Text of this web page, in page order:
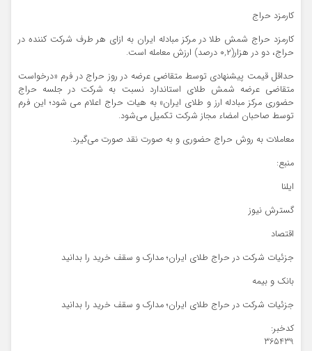
کارمزد حراج
کارمزد حراج شمش طلا در مرکز مبادله ایران به ازای هر طرف شرکت کننده در
حراج، دو در هزار(۰,۲ درصد) ارزش معامله است.
حداقل قیمت پیشنهادی توسط متقاضی عرضه در روز حراج در فرم «درخواست
متقاضی عرضه شمش طلای استاندارد نسبت به شرکت در جلسه حراج
حضوری مرکز مبادله ارز و طلای ایران» به هیات حراج اعلام می شود؛ این فرم
توسط صاحبان امضاء مجاز شرکت تکمیل می‌شود.
معاملات به روش حراج حضوری و به صورت نقد صورت می‌گیرد.
منبع:
ایلنا
گسترش نیوز
اقتصاد
جزئیات شرکت در حراج طلای ایران؛ مدارک و سقف خرید را بدانید
بانک و بیمه
جزئیات شرکت در حراج طلای ایران؛ مدارک و سقف خرید را بدانید
کدخبر:
365439